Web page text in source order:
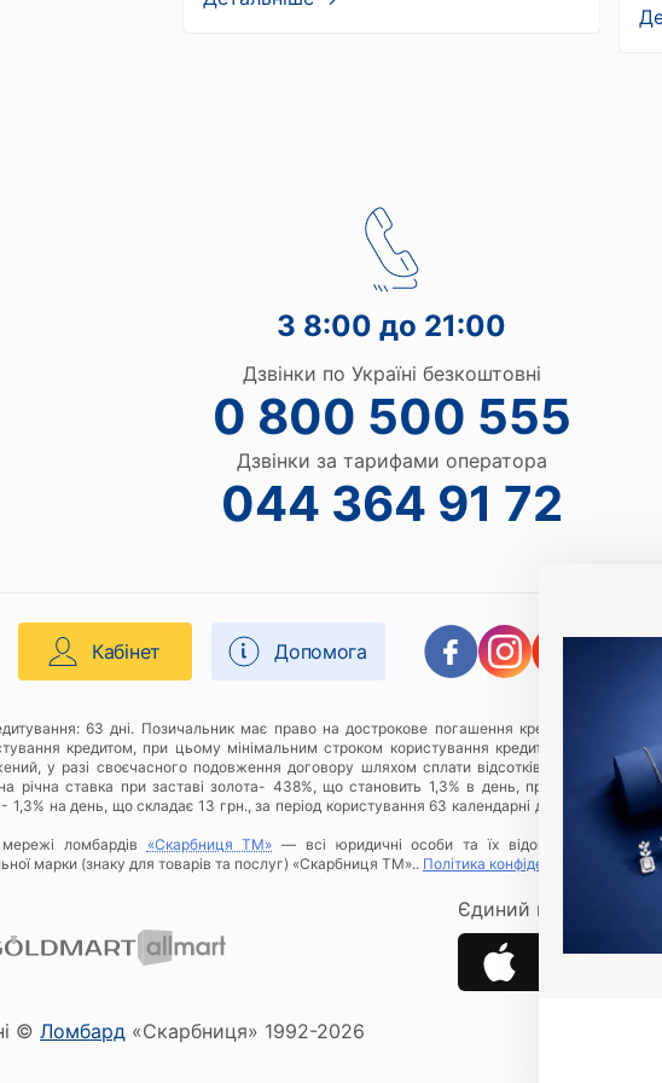
З 8:00 до 21:00
Дзвінки по Україні безкоштовні
0 800 500 555
Дзвінки за тарифами оператора
044 364 91 72
Кабінет Допомога
63 дні. Позичальник має право на дострокове погашення кредиту в будь-
кредитом, при цьому мінімальним строком користування кредитом є 1 (один)
у разі своєчасного подовження договору шляхом сплати відсотків за
річна ставка при заставі золота- 438%, що становить 1,3% в день, приклад
1,3% на день, що складає 13 грн., за період користування 63 календарні дні
ломбардів «Скарбниця ТМ» — всі юридичні особи та їх відокремлені
марки (знаку для товарів та послуг) «Скарбниця ТМ».. Політика конфіденційності
Єдиний ключ до всіх
Застосунок
© Ломбард «Скарбниця» 1992-2026